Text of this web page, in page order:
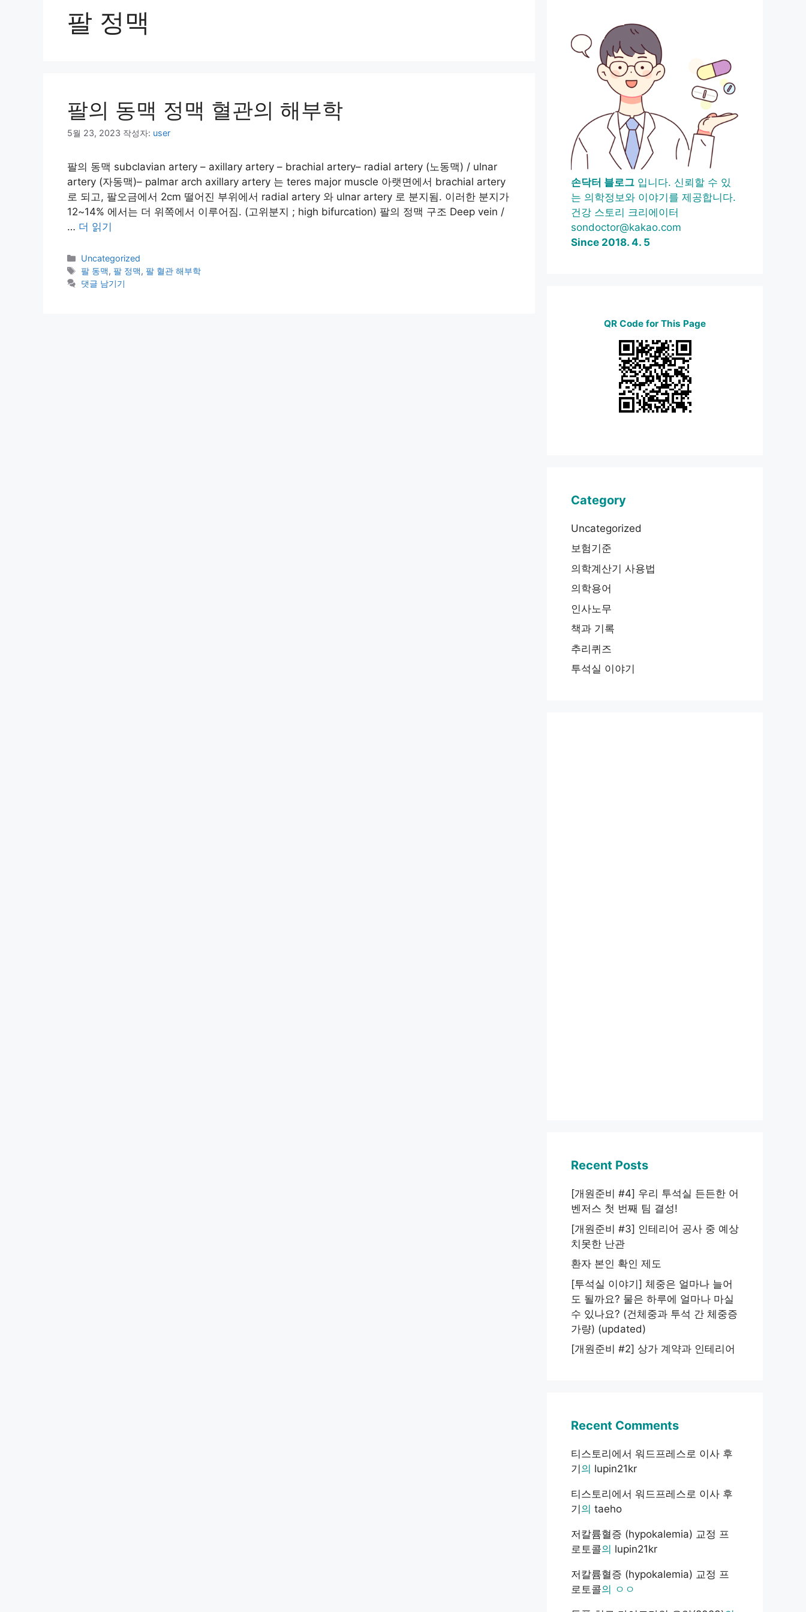
팔 정맥
팔의 동맥 정맥 혈관의 해부학
5월 23, 2023 작성자: user
팔의 동맥 subclavian artery – axillary artery – brachial artery– radial artery (노동맥) / ulnar
artery (자동맥)– palmar arch axillary artery 는 teres major muscle 아랫면에서 brachial artery
로 되고, 팔오금에서 2cm 떨어진 부위에서 radial artery 와 ulnar artery 로 분지됨. 이러한 분지가
12~14% 에서는 더 위쪽에서 이루어짐. (고위분지 ; high bifurcation) 팔의 정맥 구조 Deep vein /
… 더 읽기
카
테
고
Uncategorized
태
그
팔 동맥,팔 정맥,팔 혈관 해부학
댓글 남기기
손닥터 블로그 입니다. 신뢰할 수 있
는 의학정보와 이야기를 제공합니다.
건강 스토리 크리에이터
sondoctor@kakao.com
Since 2018. 4. 5
QR Code for This Page
Category
Uncategorized
보험기준
의학계산기 사용법
의학용어
인사노무
책과 기록
추리퀴즈
투석실 이야기
Recent Posts
[개원준비 #4] 우리 투석실 든든한 어
벤저스 첫 번째 팀 결성!
[개원준비 #3] 인테리어 공사 중 예상
치못한 난관
환자 본인 확인 제도
[투석실 이야기] 체중은 얼마나 늘어
도 될까요? 물은 하루에 얼마나 마실
수 있나요? (건체중과 투석 간 체중증
가량) (updated)
[개원준비 #2] 상가 계약과 인테리어
Recent Comments
티스토리에서 워드프레스로 이사 후
기 의 lupin21kr
티스토리에서 워드프레스로 이사 후
기 의 taeho
저칼륨혈증 (hypokalemia) 교정 프
로토콜의 lupin21kr
저칼륨혈증 (hypokalemia) 교정 프
로토콜의 ㅇㅇ